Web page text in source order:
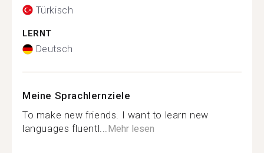
Türkisch
LERNT
Deutsch
Meine Sprachlernziele
To make new friends. I want to learn new
languages fluentl...Mehr lesen